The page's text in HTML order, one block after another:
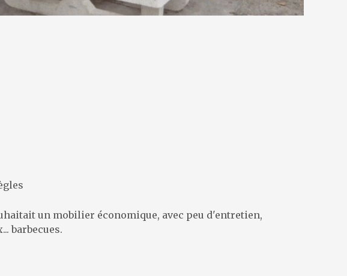
un mobilier économique, avec peu d'entretien,
barbecues.